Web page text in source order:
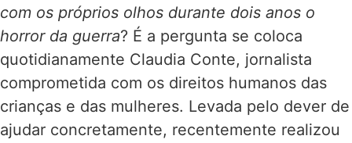
com os próprios olhos durante dois anos o
horror da guerra? É a pergunta se coloca
quotidianamente Claudia Conte, jornalista
comprometida com os direitos humanos das
crianças e das mulheres. Levada pelo dever de
ajudar concretamente, recentemente realizou